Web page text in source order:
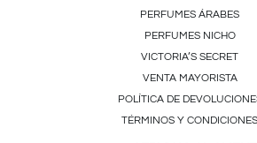
PERFUMES ÁRABES
PERFUMES NICHO
VICTORIA’S SECRET
VENTA MAYORISTA
POLÍTICA DE
TÉRMINOS Y CONDICIONES